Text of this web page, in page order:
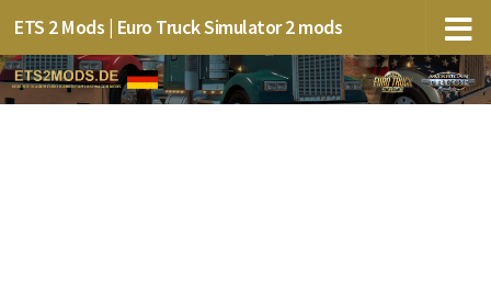
ETS 2 Mods | Euro Truck Simulator 2 mods